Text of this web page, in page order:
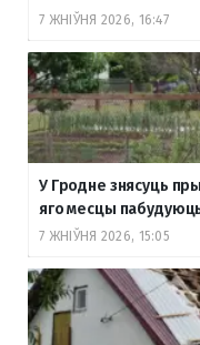
7 ЖНІЎНЯ 2026, 16:47
У Гродне знясуць
яго месцы
7 ЖНІЎНЯ 2026, 15:05